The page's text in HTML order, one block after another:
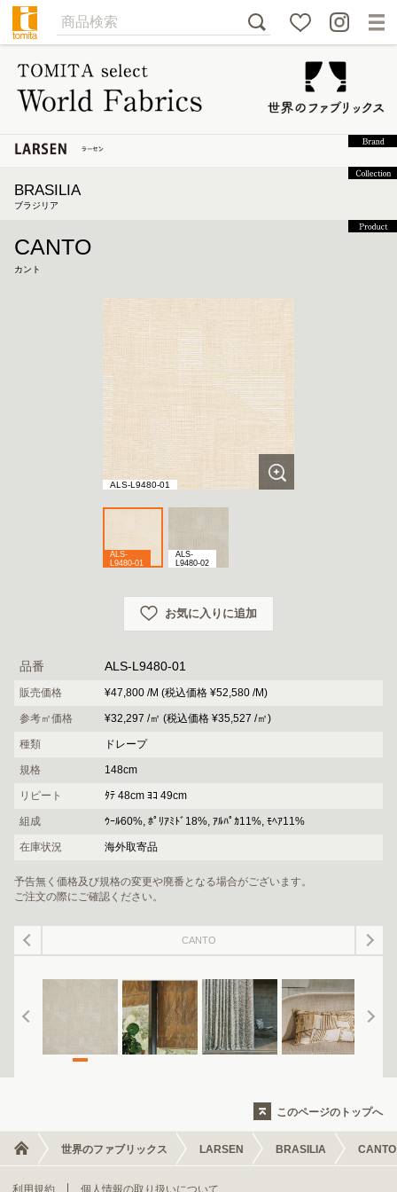
BRASILIA
ブラジリア
CANTO
カント
ALS-L9480-01
ALS-
L9480-01
ALS-
L9480-02
お気に入りに追加
品番 ALS-L9480-01
販売価格 ¥47,800 /M (税込価格 ¥52,580 /M)
参考㎡価格 ¥32,297 /㎡ (税込価格 ¥35,527 /㎡)
種類 ドレープ
規格 148cm
リピート ﾀﾃ 48cm ﾖｺ 49cm
組成 ｳｰﾙ60%, ﾎﾟﾘｱﾐﾄﾞ18%, ｱﾙﾊﾟｶ11%, ﾓﾍｱ11%
在庫状況 海外取寄品
予告無く価格及び規格の変更や廃番となる場合がございます。
ご注文の際にご確認ください。
CANTO
このページのトップへ
世界のファブリックス LARSEN BRASILIA CANTO
利用規約 個人情報の取り扱いについて